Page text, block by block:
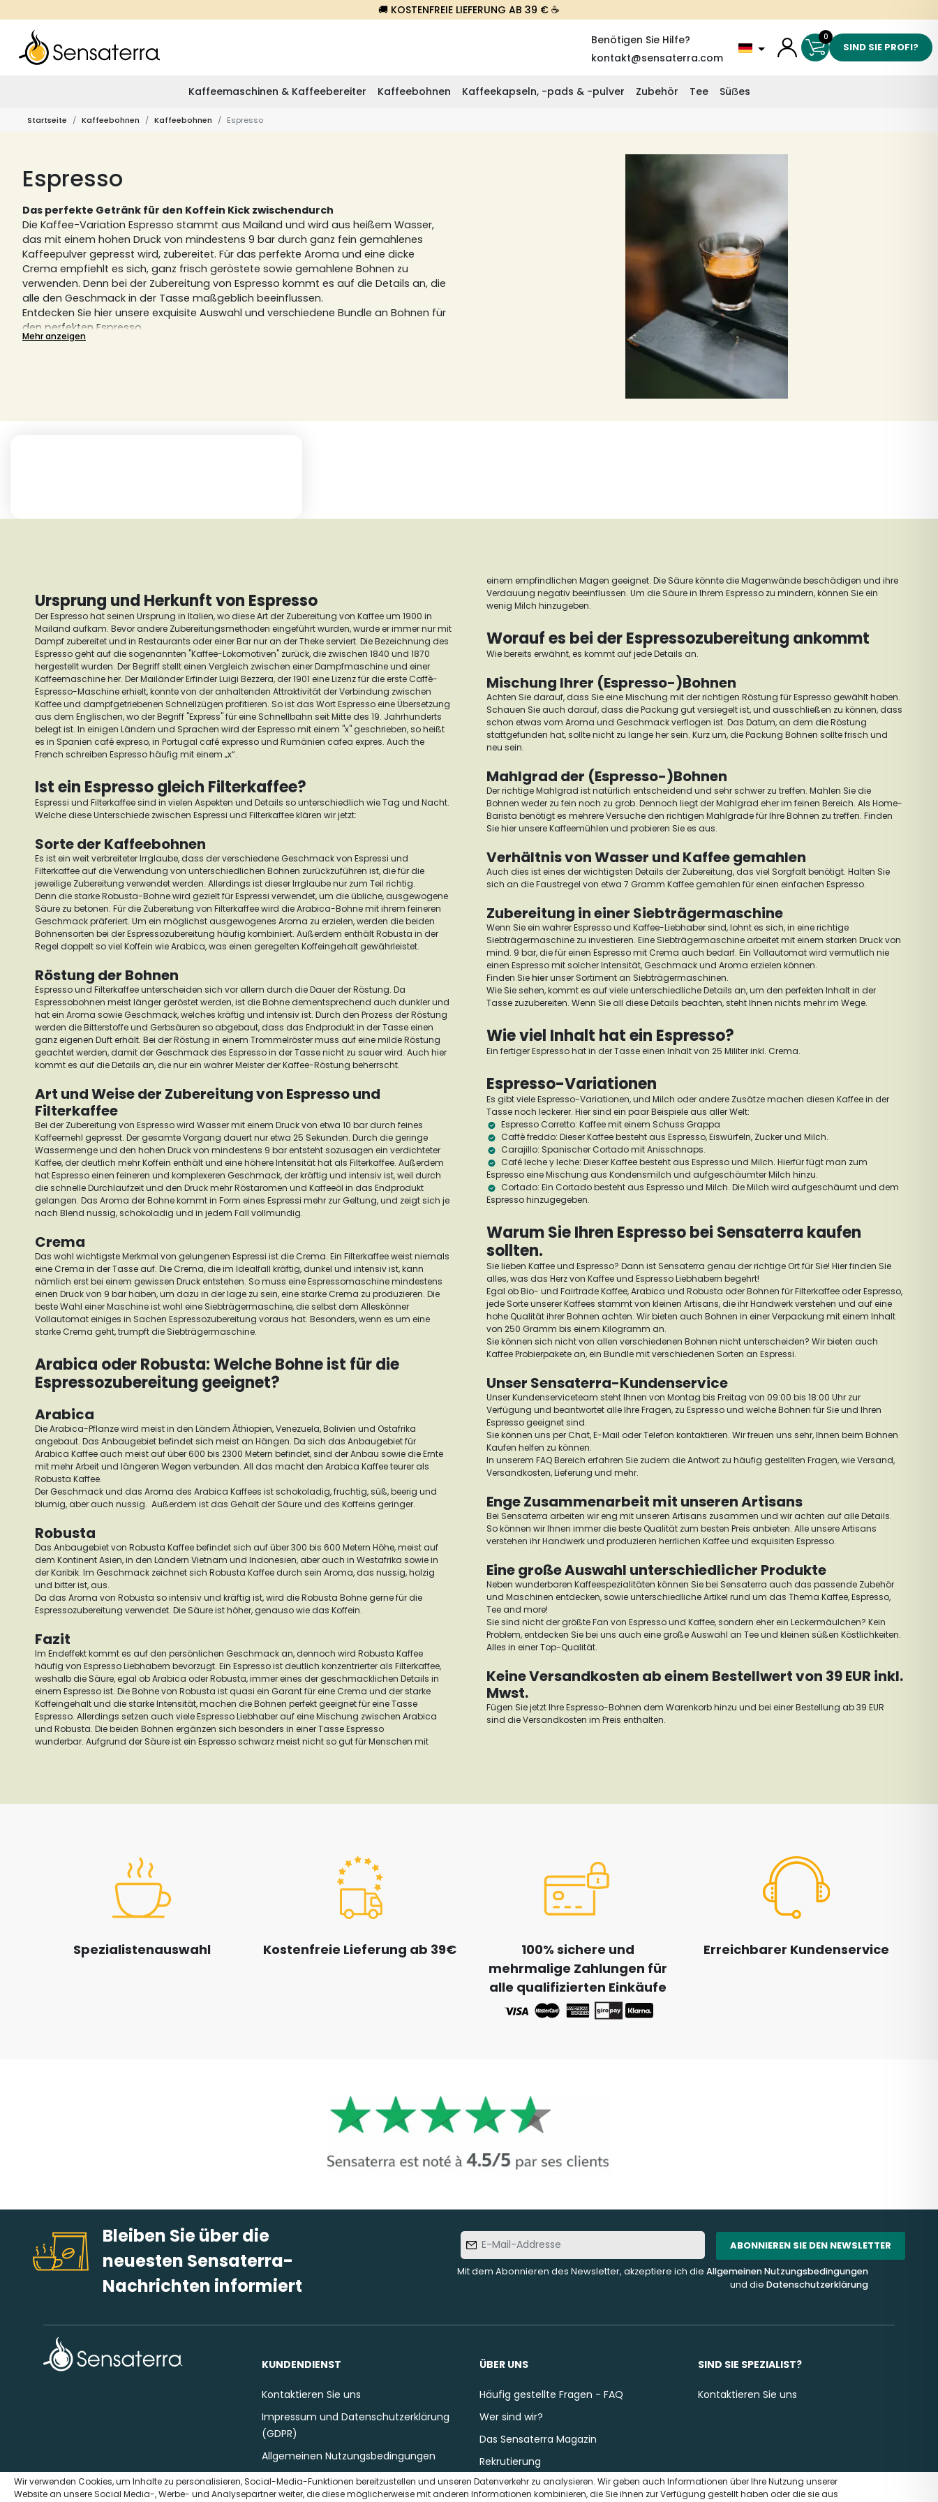
🚚 KOSTENFREIE LIEFERUNG AB 39 € ☕
Benötigen Sie Hilfe?
kontakt@sensaterra.com
0
SIND SIE PROFI?
Kaffeemaschinen & Kaffeebereiter Kaffeebohnen Kaffeekapseln, -pads & -pulver Zubehör Tee Süẞes
Startseite Kaffeebohnen Kaffeebohnen Espresso
Espresso
Das perfekte Getränk für den Koffein Kick zwischendurch
Die Kaffee-Variation Espresso stammt aus Mailand und wird aus heißem Wasser,
das mit einem hohen Druck von mindestens 9 bar durch ganz fein gemahlenes
Kaffeepulver gepresst wird, zubereitet. Für das perfekte Aroma und eine dicke
Crema empfiehlt es sich, ganz frisch geröstete sowie gemahlene Bohnen zu
verwenden. Denn bei der Zubereitung von Espresso kommt es auf die Details an, die
alle den Geschmack in der Tasse maßgeblich beeinflussen.
Entdecken Sie hier unsere exquisite Auswahl und verschiedene Bundle an Bohnen für
den perfekten Espresso.
Mehr anzeigen
Ursprung und Herkunft von Espresso
Der Espresso hat seinen Ursprung in Italien, wo diese Art der Zubereitung von Kaffee um 1900 in
Mailand aufkam. Bevor andere Zubereitungsmethoden eingeführt wurden, wurde er immer nur mit
Dampf zubereitet und in Restaurants oder einer Bar nur an der Theke serviert. Die Bezeichnung des
Espresso geht auf die sogenannten "Kaffee-Lokomotiven" zurück, die zwischen 1840 und 1870
hergestellt wurden. Der Begriff stellt einen Vergleich zwischen einer Dampfmaschine und einer
Kaffeemaschine her. Der Mailänder Erfinder Luigi Bezzera, der 1901 eine Lizenz für die erste Caffè-
Espresso-Maschine erhielt, konnte von der anhaltenden Attraktivität der Verbindung zwischen
Kaffee und dampfgetriebenen Schnellzügen profitieren. So ist das Wort Espresso eine Übersetzung
aus dem Englischen, wo der Begriff "Express" für eine Schnellbahn seit Mitte des 19. Jahrhunderts
belegt ist. In einigen Ländern und Sprachen wird der Espresso mit einem "x" geschrieben, so heißt
es in Spanien café expreso, in Portugal café expressound Rumänien cafea expres. Auch the
French schreiben Espresso häufig mit einem „x“.
Ist ein Espresso gleich Filterkaffee?
Espressi und Filterkaffee sind in vielen Aspekten und Details so unterschiedlich wie Tag und Nacht.
Welche diese Unterschiede zwischen Espressi und Filterkaffee klären wir jetzt:
Sorte der Kaffeebohnen
Es ist ein weit verbreiteter Irrglaube, dass der verschiedene Geschmack von Espressi und
Filterkaffee auf die Verwendung von unterschiedlichen Bohnen zurückzuführen ist, die für die
jeweilige Zubereitung verwendet werden. Allerdings ist dieser Irrglaube nur zum Teil richtig.
Denn die starke Robusta-Bohne wird gezielt für Espressi verwendet, um die übliche, ausgewogene
Säure zu betonen. Für die Zubereitung von Filterkaffee wird die Arabica-Bohne mit ihrem feineren
Geschmack präferiert. Um ein möglichst ausgewogenes Aroma zu erzielen, werden die beiden
Bohnensorten bei der Espressozubereitung häufig kombiniert. Außerdem enthält Robusta in der
Regel doppelt so viel Koffein wie Arabica, was einen geregelten Koffeingehalt gewährleistet.
Röstung der Bohnen
Espresso und Filterkaffee unterscheiden sich vor allem durch die Dauer der Röstung. Da
Espressobohnen meist länger geröstet werden, ist die Bohne dementsprechend auch dunkler und
hat ein Aroma sowie Geschmack, welches kräftig und intensiv ist. Durch den Prozess der Röstung
werden die Bitterstoffe und Gerbsäuren so abgebaut, dass das Endprodukt in der Tasse einen
ganz eigenen Duft erhält. Bei der Röstung in einem Trommelröster muss auf eine milde Röstung
geachtet werden, damit der Geschmack des Espresso in der Tasse nicht zu sauer wird. Auch hier
kommt es auf die Details an, die nur ein wahrer Meister der Kaffee-Röstung beherrscht.
Art und Weise der Zubereitung von Espresso und
Filterkaffee
Bei der Zubereitung von Espresso wird Wasser mit einem Druck von etwa 10 bar durch feines
Kaffeemehl gepresst. Der gesamte Vorgang dauert nur etwa 25 Sekunden. Durch die geringe
Wassermenge und den hohen Druck von mindestens 9 bar entsteht sozusagen ein verdichteter
Kaffee, der deutlich mehr Koffein enthält und eine höhere Intensität hat als Filterkaffee. Außerdem
hat Espresso einen feineren und komplexeren Geschmack, der kräftig und intensiv ist, weil durch
die schnelle Durchlaufzeit und den Druck mehr Röstaromen und Kaffeeöl in das Endprodukt
gelangen. Das Aroma der Bohne kommt in Form eines Espressi mehr zur Geltung, und zeigt sich je
nach Blend nussig, schokoladig und in jedem Fall vollmundig.
Crema
Das wohl wichtigste Merkmal von gelungenen Espressi ist die Crema. Ein Filterkaffee weist niemals
eine Crema in der Tasse auf. Die Crema, die im Idealfall kräftig, dunkel und intensiv ist, kann
nämlich erst bei einem gewissen Druck entstehen. So muss eine Espressomaschine mindestens
einen Druck von 9 bar haben, um dazu in der lage zu sein, eine starke Crema zu produzieren. Die
beste Wahl einer Maschine ist wohl eine Siebträgermaschine, die selbst dem Alleskönner
Vollautomat einiges in Sachen Espressozubereitung voraus hat. Besonders, wenn es um eine
starke Crema geht, trumpft die Siebträgermaschine.
Arabica oder Robusta: Welche Bohne ist für die
Espressozubereitung geeignet?
Arabica
Die Arabica-Pflanze wird meist in den Ländern Äthiopien, Venezuela, Bolivien und Ostafrika
angebaut. Das Anbaugebiet befindet sich meist an Hängen. Da sich das Anbaugebiet für
Arabica Kaffee auch meist auf über 600 bis 2300 Metern befindet, sind der Anbau sowie die Ernte
mit mehr Arbeit und längeren Wegen verbunden. All das macht den Arabica Kaffee teurer als
Robusta Kaffee.
Der Geschmack und das Aroma des Arabica Kaffees ist schokoladig, fruchtig, süß, beerig und
blumig, aber auch nussig. Außerdem ist das Gehalt der Säure und des Koffeins geringer.
Robusta
Das Anbaugebiet von Robusta Kaffee befindet sich auf über 300 bis 600 Metern Höhe, meist auf
dem Kontinent Asien, in den Ländern Vietnam und Indonesien, aber auch in Westafrika sowie in
der Karibik. Im Geschmack zeichnet sich Robusta Kaffee durch sein Aroma, das nussig, holzig
und bitter ist, aus.
Da das Aroma von Robusta so intensiv und kräftig ist, wird die Robusta Bohne gerne für die
Espressozubereitung verwendet. Die Säure ist höher, genauso wie das Koffein.
Fazit
Im Endeffekt kommt es auf den persönlichen Geschmack an, dennoch wird Robusta Kaffee
häufig von Espresso Liebhabern bevorzugt. Ein Espresso ist deutlich konzentrierter als Filterkaffee,
weshalb die Säure, egal ob Arabica oder Robusta, immer eines der geschmacklichen Details in
einem Espresso ist. Die Bohne von Robusta ist quasi ein Garant für eine Crema und der starke
Koffeingehalt und die starke Intensität, machen die Bohnen perfekt geeignet für eine Tasse
Espresso. Allerdings setzen auch viele Espresso Liebhaber auf eine Mischung zwischen Arabica
und Robusta. Die beiden Bohnen ergänzen sich besonders in einer Tasse Espresso
wunderbar. Aufgrund der Säure ist ein Espresso schwarz meist nicht so gut für Menschen mit
einem empfindlichen Magen geeignet. Die Säure könnte die Magenwände beschädigen und ihre
Verdauung negativ beeinflussen. Um die Säure in Ihrem Espresso zu mindern, können Sie ein
wenig Milch hinzugeben.
Worauf es bei der Espressozubereitung ankommt
Wie bereits erwähnt, es kommt auf jede Details an.
Mischung Ihrer (Espresso-)Bohnen
Achten Sie darauf, dass Sie eine Mischung mit der richtigen Röstung für Espresso gewählt haben.
Schauen Sie auch darauf, dass die Packung gut versiegelt ist, und ausschließen zu können, dass
schon etwas vom Aroma und Geschmack verflogen ist. Das Datum, an dem die Röstung
stattgefunden hat, sollte nicht zu lange her sein. Kurz um, die Packung Bohnen sollte frisch und
neu sein.
Mahlgrad der (Espresso-)Bohnen
Der richtige Mahlgrad ist natürlich entscheidend und sehr schwer zu treffen. Mahlen Sie die
Bohnen weder zu fein noch zu grob. Dennoch liegt der Mahlgrad eher im feinen Bereich. Als Home-
Barista benötigt es mehrere Versuche den richtigen Mahlgrade für Ihre Bohnen zu treffen. Finden
Sie hier unsereKaffeemühlen und probieren Sie es aus.
Verhältnis von Wasser und Kaffee gemahlen
Auch dies ist eines der wichtigsten Details der Zubereitung, das viel Sorgfalt benötigt. Halten Sie
sich an die Faustregel von etwa 7 Gramm Kaffee gemahlen für einen einfachen Espresso.
Zubereitung in einer Siebträgermaschine
Wenn Sie ein wahrer Espresso und Kaffee-Liebhaber sind, lohnt es sich, in eine richtige
Siebträgermaschine zu investieren. Eine Siebträgermaschine arbeitet mit einem starken Druck von
mind. 9 bar, die für einen Espresso mit Crema auch bedarf. Ein Vollautomat wird vermutlich nie
einen Espresso mit solcher Intensität, Geschmack und Aroma erzielen können.
Finden Siehierunser Sortiment an Siebträgermaschinen.
Wie Sie sehen, kommt es auf viele unterschiedliche Details an, um den perfekten Inhalt in der
Tasse zuzubereiten. Wenn Sie all diese Details beachten, steht Ihnen nichts mehr im Wege.
Wie viel Inhalt hat ein Espresso?
Ein fertiger Espresso hat in der Tasse einen Inhalt von 25 Militer inkl. Crema.
Espresso-Variationen
Es gibt viele Espresso-Variationen, und Milch oder andere Zusätze machen diesen Kaffee in der
Tasse noch leckerer. Hier sind ein paar Beispiele aus aller Welt:
Espresso Corretto: Kaffee mit einem Schuss Grappa
Caffè freddo: Dieser Kaffee besteht aus Espresso, Eiswürfeln, Zucker und Milch.
Carajillo: Spanischer Cortado mit Anisschnaps.
Café leche y leche: Dieser Kaffee besteht aus Espresso und Milch. Hierfür fügt man zum
Espresso eine Mischung aus Kondensmilch und aufgeschäumter Milch hinzu.
Cortado: Ein Cortado besteht aus Espresso und Milch. Die Milch wird aufgeschäumt und dem
Espresso hinzugegeben.
Warum Sie Ihren Espresso bei Sensaterra kaufen
sollten.
Sie lieben Kaffee und Espresso? Dann ist Sensaterra genau der richtige Ort für Sie! Hier finden Sie
alles, was das Herz von Kaffee und Espresso Liebhabern begehrt!
Egal ob Bio- und Fairtrade Kaffee, Arabica und Robusta oder Bohnen für Filterkaffee oder Espresso,
jede Sorte unserer Kaffees stammt von kleinen Artisans, die ihr Handwerk verstehen und auf eine
hohe Qualität ihrer Bohnen achten. Wir bieten auch Bohnen in einer Verpackung mit einem Inhalt
von 250 Gramm bis einem Kilogramm an.
Sie können sich nicht von allen verschiedenen Bohnen nicht unterscheiden? Wir bieten auch
Kaffee Probierpakete an, ein Bundle mit verschiedenen Sorten an Espressi.
Unser Sensaterra-Kundenservice
Unser Kundenserviceteam steht Ihnen von Montag bis Freitag von 09:00 bis 18:00 Uhr zur
Verfügung und beantwortet alle Ihre Fragen, zu Espresso und welche Bohnen für Sie und Ihren
Espresso geeignet sind.
Sie können uns per Chat, E-Mail oder Telefon kontaktieren. Wir freuen uns sehr, Ihnen beim Bohnen
Kaufen helfen zu können.
In unserem FAQ Bereich erfahren Sie zudem die Antwort zu häufig gestellten Fragen, wie Versand,
Versandkosten, Lieferung und mehr.
Enge Zusammenarbeit mit unseren Artisans
Bei Sensaterra arbeiten wir eng mit unseren Artisans zusammen und wir achten auf alle Details.
So können wir Ihnen immer die beste Qualität zum besten Preis anbieten. Alle unsere Artisans
verstehen ihr Handwerk und produzieren herrlichen Kaffee und exquisiten Espresso.
Eine große Auswahl unterschiedlicher Produkte
Neben wunderbaren Kaffeespezialitäten können Sie bei Sensaterra auch das passende Zubehör
und Maschinen entdecken, sowie unterschiedliche Artikel rund um das Thema Kaffee, Espresso,
Tee and more!
Sie sind nicht der größte Fan von Espresso und Kaffee, sondern eher ein Leckermäulchen? Kein
Problem, entdecken Sie bei uns auch eine große Auswahl an Tee und kleinen süßen Köstlichkeiten.
Alles in einer Top-Qualität.
Keine Versandkosten ab einem Bestellwert von 39 EUR inkl.
Mwst.
Fügen Sie jetzt Ihre Espresso-Bohnen dem Warenkorb hinzu und bei einer Bestellung ab 39 EUR
sind die Versandkosten im Preis enthalten.
Spezialistenauswahl Kostenfreie Lieferung ab 39€
100% sichere und
mehrmalige Zahlungen für
alle qualifizierten Einkäufe
Erreichbarer Kundenservice
Bleiben Sie über die
neuesten Sensaterra-
Nachrichten informiert
E-Mail-
Addresse
ABONNIEREN SIE DEN NEWSLETTER
Mit dem Abonnieren des Newsletter, akzeptiere ich die Allgemeinen Nutzungsbedingungen
und die Datenschutzerklärung
KUNDENDIENST
Kontaktieren Sie uns
Impressum und Datenschutzerklärung
(GDPR)
Allgemeinen Nutzungsbedingungen
ÜBER UNS
Häufig gestellte Fragen - FAQ
Wer sind wir?
Das Sensaterra Magazin
Rekrutierung
SIND SIE SPEZIALIST?
Kontaktieren Sie uns
Wir verwenden Cookies, um Inhalte zu personalisieren, Social-Media-Funktionen bereitzustellen und unseren Datenverkehr zu analysieren. Wir geben auch Informationen über Ihre Nutzung unserer
Website an unsere Social Media-, Werbe- und Analysepartner weiter, die diese möglicherweise mit anderen Informationen kombinieren, die Sie ihnen zur Verfügung gestellt haben oder die sie aus